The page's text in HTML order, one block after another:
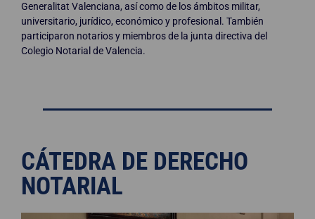
Generalitat Valenciana, así como de los ámbitos militar,
universitario, jurídico, económico y profesional. También
participaron notarios y miembros de la junta directiva del
Colegio Notarial de Valencia.
CÁTEDRA DE DERECHO
NOTARIAL